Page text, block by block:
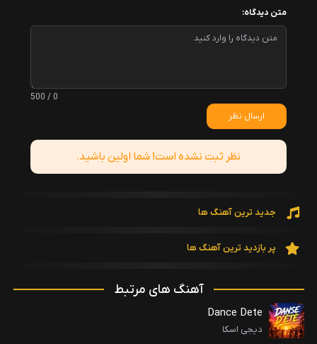
متن دیدگاه:
0 / 500
ارسال نظر
نظر ثبت نشده است! شما اولین باشید.
جدید ترین آهنگ ها
پر بازدید ترین آهنگ ها
آهنگ های مرتبط
Dance Dete
دیجی اسکا